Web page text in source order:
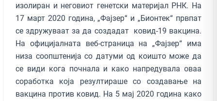
изолиран и неговиот генетски материјал РНК. На
17 март 2020 година, „Фајзер“ и „Бионтек“ првпат
се здружуваат за да создадат ковид-19 вакцина.
На официјалната веб-страница на „Фајзер“ има
низа соопштенија со датуми од коишто може да
се види кога почнала и како напредувала оваа
соработка која резултираше со создавање на
вакцина против ковид. На 5 мај 2020 година како